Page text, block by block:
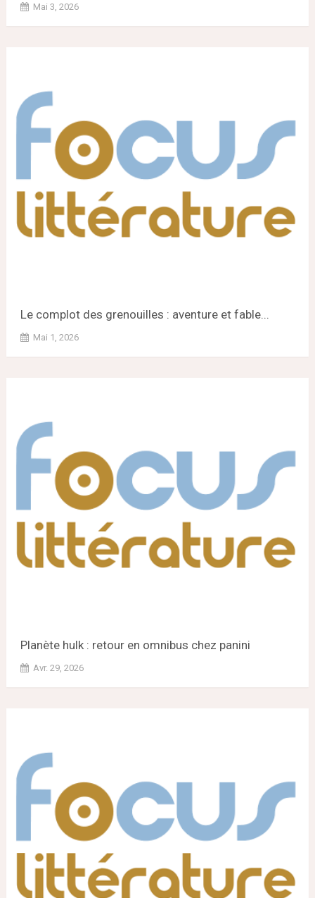
Mai 3, 2026
Le complot des grenouilles : aventure et fable...
Mai 1, 2026
Planète hulk : retour en omnibus chez panini
Avr. 29, 2026